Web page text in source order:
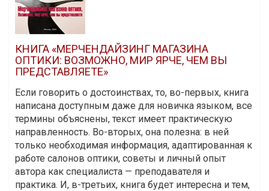
КНИГА «МЕРЧЕНДАЙЗИНГ МАГАЗИНА
ОПТИКИ: ВОЗМОЖНО, МИР ЯРЧЕ, ЧЕМ ВЫ
ПРЕДСТАВЛЯЕТЕ»
Если говорить о достоинствах, то, во-первых, книга
написана доступным даже для новичка языком, все
термины объяснены, текст имеет практическую
направленность. Во-вторых, она полезна: в ней
только необходимая информация, адаптированная к
работе салонов оптики, советы и личный опыт
автора как специалиста — преподавателя и
практика. И, в-третьих, книга будет интересна и тем,